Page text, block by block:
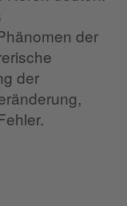
der
der